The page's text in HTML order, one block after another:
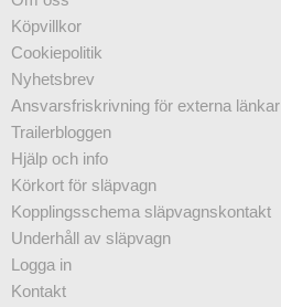
Köpvillkor
Cookiepolitik
Nyhetsbrev
Ansvarsfriskrivning för externa länkar
Trailerbloggen
Hjälp och info
Körkort för släpvagn
Kopplingsschema släpvagnskontakt
Underhåll av släpvagn
Logga in
Kontakt